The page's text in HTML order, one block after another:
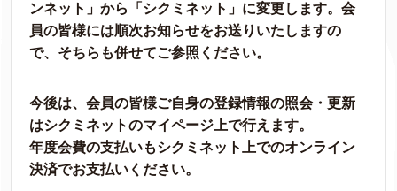
ンネット」から「シクミネット」に変更します。会
員の皆様には順次お知らせをお送りいたしますの
で、そちらも併せてご参照ください。
今後は、会員の皆様ご自身の登録情報の照会・更新
はシクミネットのマイページ上で行えます。
年度会費の支払いもシクミネット上でのオンライン
決済でお支払いください。